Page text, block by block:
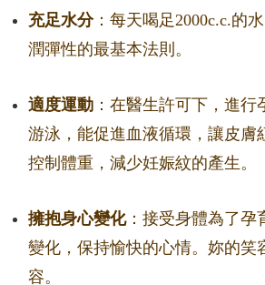
充足水分：每天喝足2000c.c.的
潤彈性的最基本法則。
適度運動 ：在醫生許可下，進
游泳，能促進血液循環，讓皮膚
控制體重，減少妊娠紋的產生。
擁抱身心變化：接受身體為了孕
變化，保持愉快的心情。妳的笑
容。